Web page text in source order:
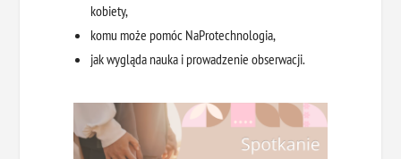
kobiety,
komu może pomóc NaProtechnologia,
jak wygląda nauka i prowadzenie obserwacji.